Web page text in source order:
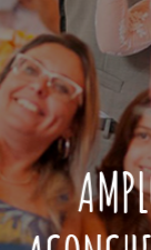
AMPLO E